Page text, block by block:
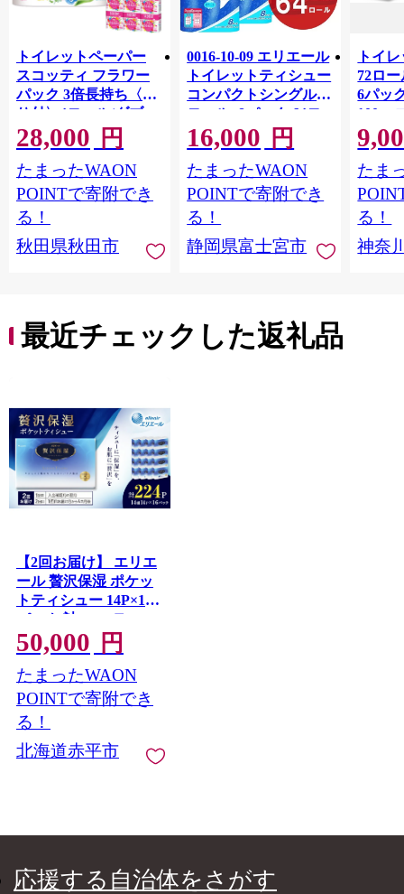
トイレットペーパー
スコッティ フラワー
パック 3倍長持ち〈香
り付〉4ロール(ダブ
ル)×12パック 日用品
最短翌日発送 [スコッ
ティ フラワーパック
トイレットペーパー
日本製紙クレシア] 秋
田県秋田市
28,000 円
たまったWAON
POINTで寄附でき
る！
秋田県秋田市
0016-10-09 エリエール
トイレットティシュー
コンパクトシングル 8
ロール×8パック 64ロ
ール 1.5倍巻 82.5m
トイレットペーパー
シングル パルプ100％
香りつき 日用品 消耗
品 備蓄
16,000 円
たまったWAON
POINTで寄附でき
る！
静岡県富士宮市
トイ
72ロ
6パッ
100m
FSCリ
長巻タ
100％
防災
ペー
川県
トペー
たま
る！
神奈
最近チェックした返礼品
【2回お届け】 エリエ
ール 贅沢保湿 ポケッ
トティシュー 14P×16
パック 計224P ティッ
シュ まとめ買い ペー
パー 紙 防災 常備品 備
蓄品 消耗品 備蓄 日用
品 生活必需品 送料無
料 北海道 赤平市
50,000 円
たまったWAON
POINTで寄附でき
る！
北海道赤平市
応援する自治体をさがす